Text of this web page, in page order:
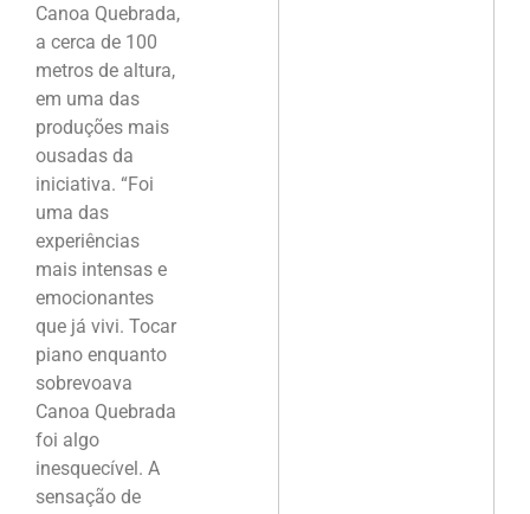
Canoa Quebrada,
a cerca de 100
metros de altura,
em uma das
produções mais
ousadas da
iniciativa. “Foi
uma das
experiências
mais intensas e
emocionantes
que já vivi. Tocar
piano enquanto
sobrevoava
Canoa Quebrada
foi algo
inesquecível. A
sensação de